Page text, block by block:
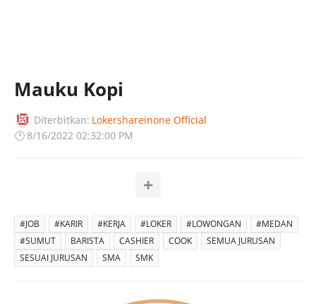
Mauku Kopi
Diterbitkan: Lokershareinone Official
🕐 8/16/2022 02:32:00 PM
#JOB #KARIR #KERJA #LOKER #LOWONGAN
#MEDAN
#SUMUT
BARISTA CASHIER COOK
SEMUA JURUSAN
SESUAI JURUSAN
SMA SMK